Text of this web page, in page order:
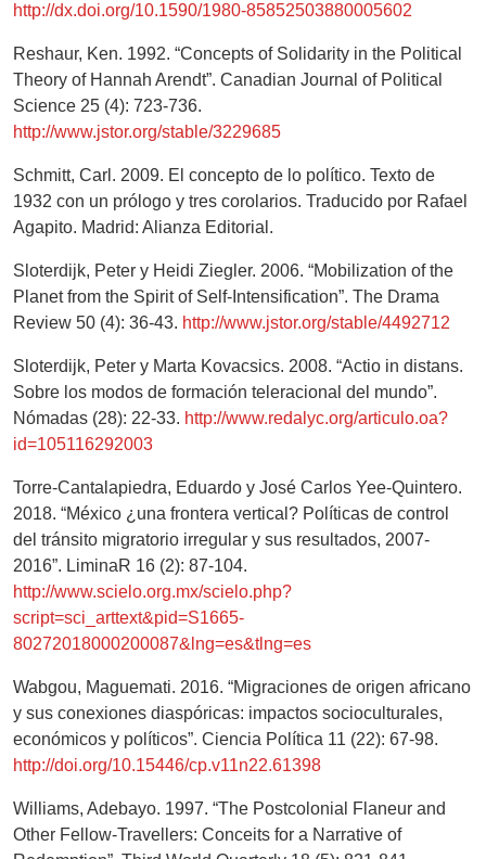
http://dx.doi.org/10.1590/1980-85852503880005602
Reshaur, Ken. 1992. “Concepts of Solidarity in the Political
Theory of Hannah Arendt”. Canadian Journal of Political
Science 25 (4): 723-736.
http://www.jstor.org/stable/3229685
Schmitt, Carl. 2009. El concepto de lo político. Texto de
1932 con un prólogo y tres corolarios. Traducido por Rafael
Agapito. Madrid: Alianza Editorial.
Sloterdijk, Peter y Heidi Ziegler. 2006. “Mobilization of the
Planet from the Spirit of Self-Intensification”. The Drama
Review 50 (4): 36-43. http://www.jstor.org/stable/4492712
Sloterdijk, Peter y Marta Kovacsics. 2008. “Actio in distans.
Sobre los modos de formación teleracional del mundo”.
Nómadas (28): 22-33. http://www.redalyc.org/articulo.oa?
id=105116292003
Torre-Cantalapiedra, Eduardo y José Carlos Yee-Quintero.
2018. “México ¿una frontera vertical? Políticas de control
del tránsito migratorio irregular y sus resultados, 2007-
2016”. LiminaR 16 (2): 87-104.
http://www.scielo.org.mx/scielo.php?
script=sci_arttext&pid=S1665-
80272018000200087&lng=es&tlng=es
Wabgou, Maguemati. 2016. “Migraciones de origen africano
y sus conexiones diaspóricas: impactos socioculturales,
económicos y políticos”. Ciencia Política 11 (22): 67-98.
http://doi.org/10.15446/cp.v11n22.61398
Williams, Adebayo. 1997. “The Postcolonial Flaneur and
Other Fellow-Travellers: Conceits for a Narrative of